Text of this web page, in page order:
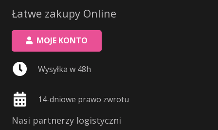
Łatwe zakupy Online
MOJE KONTO
Wysyłka w 48h
14-dniowe prawo zwrotu
Nasi partnerzy logistyczni